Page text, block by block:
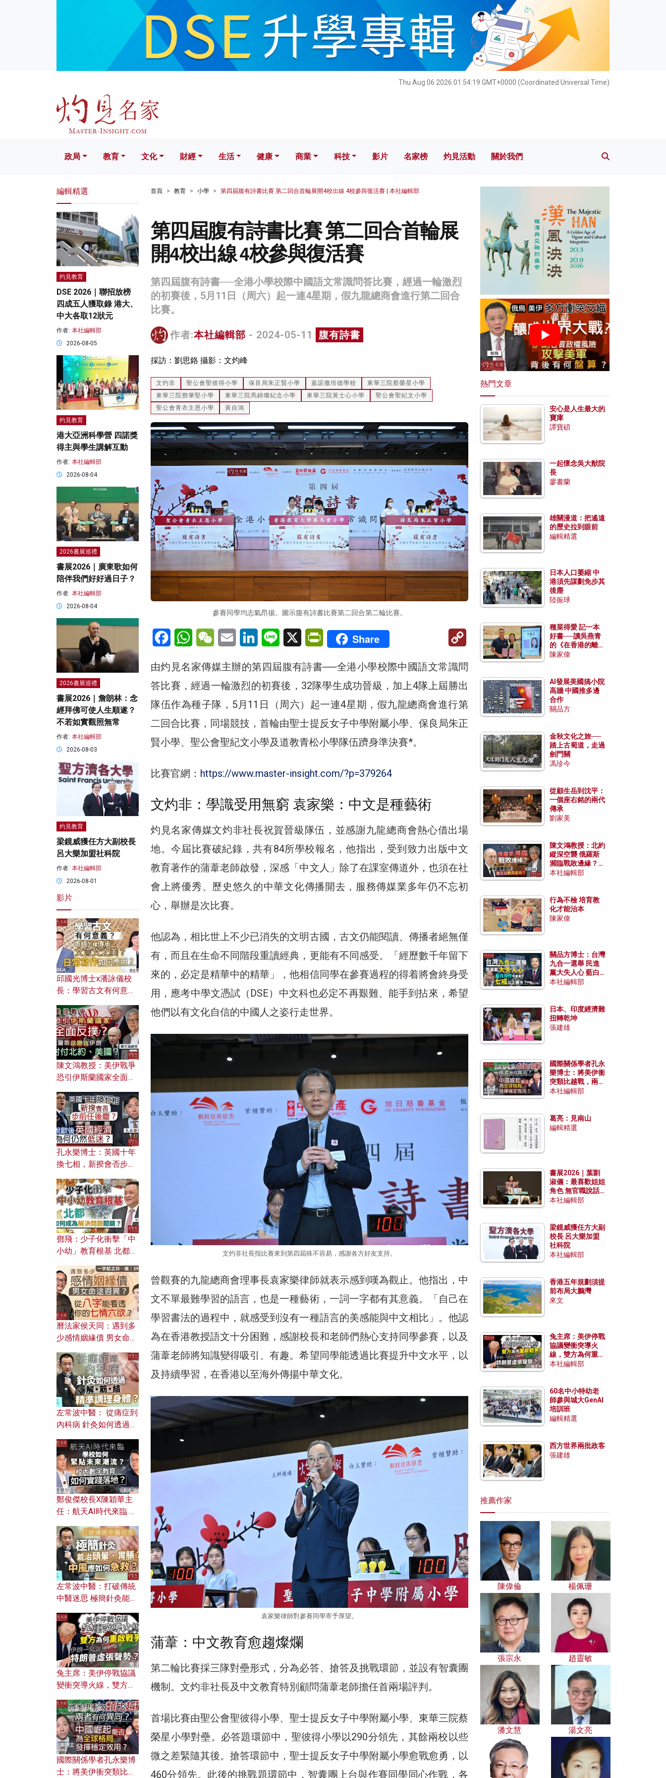
Thu Aug 06 2026 01:54:21 GMT+0000 (Coordinated Universal Time)
文化 財經 生活 健康 科技 影片 名家榜 灼見活動 關於我們
政局 教育 文化 財經 生活 健康 商業 科技 影片 名家榜 灼見活動 關於我們
首頁 教育 小學 第四屆腹有詩書比賽 第二回合首輪展開4校出線 4校參與復活賽 | 本社編輯部
第四屆腹有詩書比賽 第二回合首輪展
開4校出線 4校參與復活賽
第四屆腹有詩書──全港小學校際中國語文常識問答比賽，經過一輪激烈
的初賽後，5月11日（周六）起一連4星期，假九龍總商會進行第二回合
比賽。
作者:本社編輯部 - 2024-05-11 腹有詩書
採訪：劉思鉻 攝影：文灼峰
文灼非 聖公會聖彼得小學 保良局朱正賢小學 嘉諾撒培德學校
東華三院蔡榮星小學
東華三院鄧肇堅小學
東華三院馬錦燦紀念小學 東華三院黃士心小學
聖公會聖紀文小學
聖公會青衣主恩小學
黃自鴻
參賽同學均志氣昂揚。圖示腹有詩書比賽第二回合第二輪比賽。
FacebookWhatsAppWeChatEmail LinkedInLine X PrintFriendly
Share
Copy
由灼見名家傳媒主辦的第四屆腹有詩書──全港小學校際中國語文常識問
答比賽，經過一輪激烈的初賽後，32隊學生成功晉級，加上4隊上屆勝出
隊伍作為種子隊，5月11日（周六）起一連4星期，假九龍總商會進行第
二回合比賽，同場競技，首輪由聖士提反女子中學附屬小學、保良局朱正
賢小學、聖公會聖紀文小學及道教青松小學隊伍躋身準決賽*。
比賽官網： https://www.master-insight.com/?p=379264
文灼非：學識受用無窮 袁家樂：中文是種藝術
灼見名家傳媒文灼非社長祝賀晉級隊伍，並感謝九龍總商會熱心借出場
地。今屆比賽破紀錄，共有84所學校報名，他指出，受到致力出版中文
教育著作的蒲葦老師啟發，深感「中文人」除了在課室傳道外，也須在社
會上將優秀、歷史悠久的中華文化傳播開去，服務傳媒業多年仍不忘初
心，舉辦是次比賽。
他認為，相比世上不少已消失的文明古國，古文仍能閱讀、傳播者絕無僅
有，而且在生命不同階段重讀經典，更能有不同感受。「經歷數千年留下
來的，必定是精華中的精華」，他相信同學在參賽過程的得着將會終身受
用，應考中學文憑試（DSE）中文科也必定不再艱難、能手到拈來，希望
他們以有文化自信的中國人之姿行走世界。
文灼非社長指比賽來到第四屆殊不容易，感謝各方好友支持。
曾觀賽的九龍總商會理事長袁家樂律師就表示感到嘆為觀止。他指出，中
文不單最難學習的語言，也是一種藝術，一詞一字都有其意義。「自己在
學習書法的過程中，就感受到沒有一種語言的美感能與中文相比」。他認
為在香港教授語文十分困難，感謝校長和老師們熱心支持同學參賽，以及
蒲葦老師將知識變得吸引、有趣。希望同學能透過比賽提升中文水平，以
及持續學習，在香港以至海外傳揚中華文化。
袁家樂律師對參賽同學寄予厚望。
蒲葦：中文教育愈趨燦爛
第二輪比賽採三隊對壘形式，分為必答、搶答及挑戰環節，並設有智囊團
機制。文灼非社長及中文教育特別顧問蒲葦老師擔任首兩場評判。
首場比賽由聖公會聖彼得小學、聖士提反女子中學附屬小學、東華三院蔡
榮星小學對壘。必答題環節中，聖彼得小學以290分領先，其餘兩校以些
微之差緊隨其後。搶答環節中，聖士提反女子中學附屬小學愈戰愈勇，以
460分領先。此後的挑戰題環節中，智囊團上台與作賽同學同心作戰，各
編輯精選
灼見教育
DSE 2026｜聯招放榜
四成五人獲取錄 港大、
中大各取12狀元
作者: 本社編輯部
2026-08-05
灼見教育
港大亞洲科學營 四諾獎
得主與學生講解互動
作者: 本社編輯部
2026-08-04
2026書展巡禮
書展2026｜廣東歌如何
陪伴我們好好過日子？
作者: 本社編輯部
2026-08-04
2026書展巡禮
書展2026｜詹朗林：念
經拜佛可使人生順遂？
不若如實觀照無常
作者: 本社編輯部
2026-08-03
灼見教育
梁鏡威獲任方大副校長
呂大樂加盟社科院
作者: 本社編輯部
2026-08-01
影片
邱國光博士x潘詠儀校
長：學習古文有何意
文之美？ 日常寫作如何
應用？
陳文鴻教授：美伊戰爭
恐引伊斯蘭國家全面反
對付北約美國？
孔永樂博士：英國十年
換七相，新揆會否步前
濟為何仍然低迷？
鄧飛：少子化衝擊「中
小幼」教育根基 北都如
曆法家侯天同：遇到多
少感情姻緣債 男女命途
的七情六欲？
左常波中醫： 從痛症到
內科病 針灸如何透過解
鄭俊傑校長X陳穎華主
任：航天AI時代來臨 學
校內數字教育如何實踐
落地？
左常波中醫：打破傳統
中醫迷思 極簡針灸能治
何急救？
兔主席：美伊停戰協議
變衝突導火線，雙方為
洞悉特朗普虛張聲勢？
國際關係學者孔永樂博
士：將美伊衝突類比越
熱門文章
安心是人生最大的
寶庫
譚寶碩
一起懷念吳大猷院
長
廖書蘭
雄關漫道：把遙遠
的歷史拉到眼前
編輯精選
日本人口萎縮 中
港須先謀劃免步其
後塵
陸振球
種菜得愛 記一本
好書──讀吳燕青
的《在香港的離島
種菜》
陳家偉
AI發展美國搞小院
高牆 中國推多邊
合作
關品方
金秋文化之旅──
踏上古蜀道，走過
劍門關
馮珍今
從顧生岳到沈平：
一個座右銘的兩代
傳承
劉家美
陳文鴻教授：北約
縱深空襲 俄羅斯
瀕臨戰敗邊緣？中
國零部件能左右戰
本社編輯部
行為不檢 培育教
化才能治本
陳家偉
關品方博士：台灣
九合一選舉 民進
黨大失人心 藍白
合作有望拿下七成
本社編輯部
日本、印度經濟難
扭轉乾坤
張建雄
國際關係學者孔永
樂博士：將美伊衝
突類比越戰，兩者
有何異同？中國崛
本社編輯部
葛亮：見南山
編輯精選
書展2026｜葉劉
淑儀：最喜歡姐姐
角色 無官職說話
包袱少
本社編輯部
梁鏡威獲任方大副
校長 呂大樂加盟
社科院
本社編輯部
香港五年規劃須提
前布局大鵬灣
來文
兔主席：美伊停戰
協議變衝突導火
線，雙方為何重啟
戰爭？伊朗一早洞
本社編輯部
60名中小特幼老
師參與城大GenAI
培訓班
編輯精選
西方世界兩批政客
張建雄
推薦作家
陳偉倫 楊佩珊
張宗永 趙靈敏
潘文慧 湯文亮